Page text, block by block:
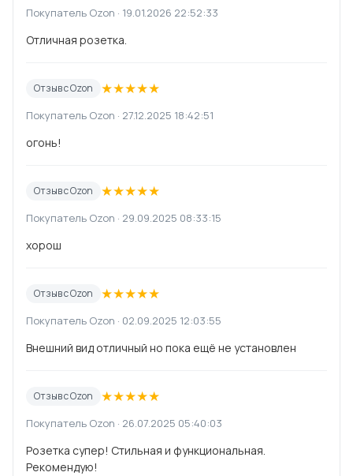
Покупатель Ozon · 19.01.2026 22:52:33
Отличная розетка.
Отзыв с Ozon ★★★★★
Покупатель Ozon · 27.12.2025 18:42:51
огонь!
Отзыв с Ozon ★★★★★
Покупатель Ozon · 29.09.2025 08:33:15
хорош
Отзыв с Ozon ★★★★★
Покупатель Ozon · 02.09.2025 12:03:55
Внешний вид отличный но пока ещё не установлен
Отзыв с Ozon ★★★★★
Покупатель Ozon · 26.07.2025 05:40:03
Розетка супер! Стильная и функциональная.
Рекомендую!